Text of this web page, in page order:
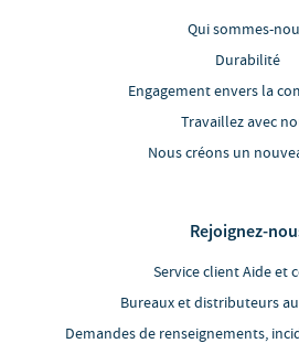
Qui sommes-
Durabilité
Engagement envers la
Travaillez avec
Nous créons un
Rejoignez-
Service client Aide et
Bureaux et distributeurs
Demandes de renseignements,